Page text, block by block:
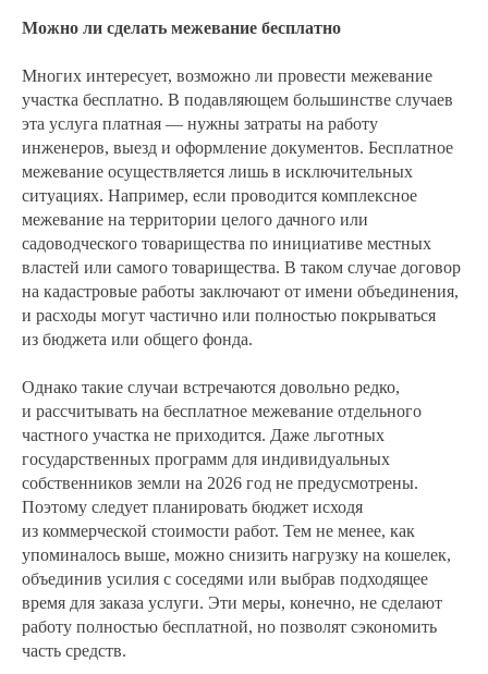
Можно ли сделать межевание бесплатно
Многих интересует, возможно ли провести межевание
участка бесплатно. В подавляющем большинстве случаев
эта услуга платная — нужны затраты на работу
инженеров, выезд и оформление документов. Бесплатное
межевание осуществляется лишь в исключительных
ситуациях. Например, если проводится комплексное
межевание на территории целого дачного или
садоводческого товарищества по инициативе местных
властей или самого товарищества. В таком случае договор
на кадастровые работы заключают от имени объединения,
и расходы могут частично или полностью покрываться
из бюджета или общего фонда.
Однако такие случаи встречаются довольно редко,
и рассчитывать на бесплатное межевание отдельного
частного участка не приходится. Даже льготных
государственных программ для индивидуальных
собственников земли на 2026 год не предусмотрены.
Поэтому следует планировать бюджет исходя
из коммерческой стоимости работ. Тем не менее, как
упоминалось выше, можно снизить нагрузку на кошелек,
объединив усилия с соседями или выбрав подходящее
время для заказа услуги. Эти меры, конечно, не сделают
работу полностью бесплатной, но позволят сэкономить
часть средств.